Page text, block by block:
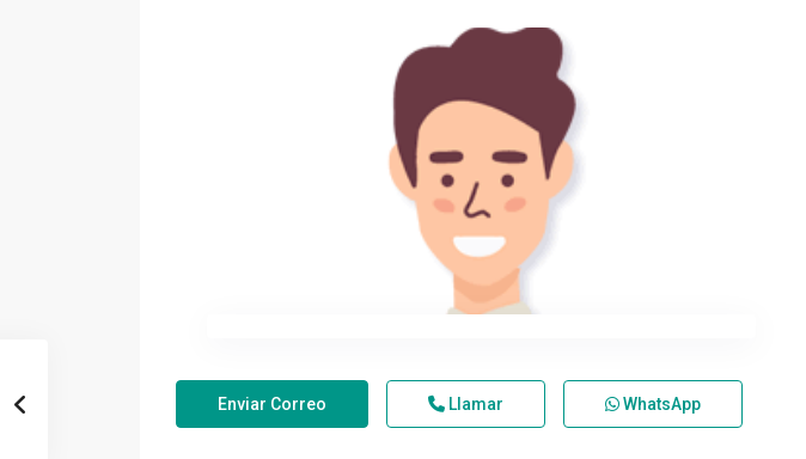
Enviar Correo Llamar WhatsApp